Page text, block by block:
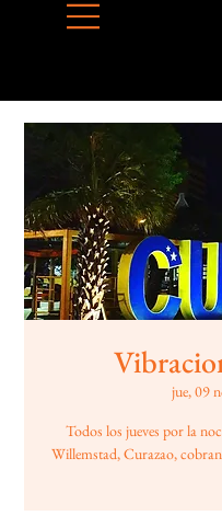
jue, 09
Todos los jueves por la
Willemstad, Curazao,